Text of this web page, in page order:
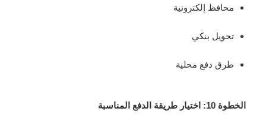
محافظ إلكترونية
تحويل بنكي
طرق دفع محلية
الخطوة 10: اختيار طريقة الدفع المناسبة